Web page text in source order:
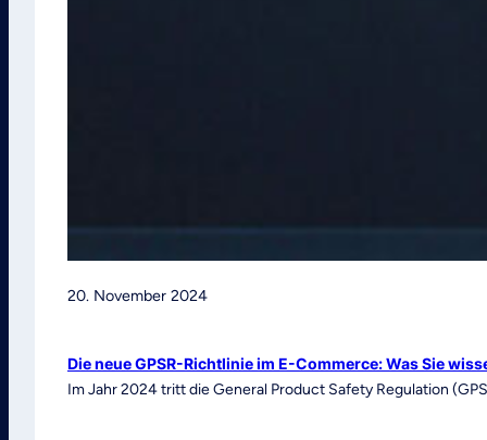
20. November 2024
Die neue GPSR-Richtlinie im E-Commerce: Was Sie
Im Jahr 2024 tritt die General Product Safety Regulation